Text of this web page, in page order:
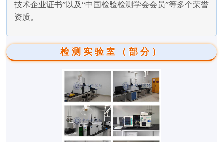
技术企业证书”以及“中国检验检测学会会员”等多个荣誉
资质。
检测实验室（部分）